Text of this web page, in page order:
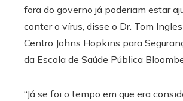
fora do governo já poderiam estar
conter o vírus, disse o Dr. Tom
Centro Johns Hopkins para
da Escola de Saúde Pública
“Já se foi o tempo em que era